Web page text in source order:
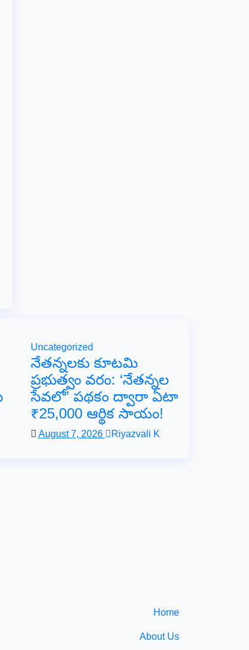
Uncategorized
​నేతన్నలకు కూటమి
ప్రభుత్వం వరం: ‘నేతన్నల
సేవలో’ పథకం ద్వారా ఏటా
₹25,000 ఆర్థిక సాయం!
August 7, 2026 Riyazvali K
Home
About Us